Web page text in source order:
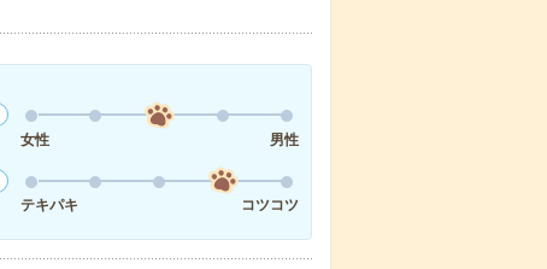
女性
男性
テキパキ
コツコツ